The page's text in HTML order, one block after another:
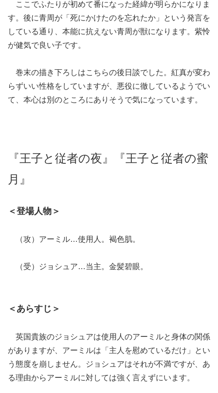
ここでふたりが初めて番になった経緯が明らかになりま
す。後に青周が「死にかけたのを忘れたか」という発言を
している通り、本能に抗えない青周が獣になります。紫怜
が健気で良い子です。
巻末の描き下ろしはこちらの後日談でした。紅真が変わ
らずいい性格をしていますが、悪役に徹しているようでい
て、本心は別のところにありそうで気になっています。
『王子と従者の夜』『王子と従者の蜜
月』
＜登場人物＞
（攻）アーミル…使用人。褐色肌。
（受）ジョシュア…当主。金髪碧眼。
＜あらすじ＞
英国貴族のジョシュアは使用人のアーミルと身体の関係
がありますが、アーミルは「主人を慰めているだけ」とい
う態度を崩しません。ジョシュアはそれが不満ですが、あ
る理由からアーミルに対しては強く言えずにいます。